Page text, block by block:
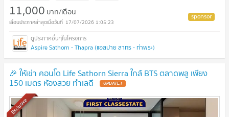
11,000 บาท/เดือน
17/07/2026 1:05:23
Aspire Sathorn - Thapra (แอสปาย สาทร - ท่าพระ)
🎉 ให้เช่า คอนโด Life Sathorn Sierra ใกล้ BTS ตลาดพลู เพียง
150 เมตร ห้องสวย ทำเลดี UPDATE !
Exclusive